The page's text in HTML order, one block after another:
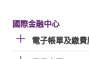
國際金融中心
電子帳單及繳費